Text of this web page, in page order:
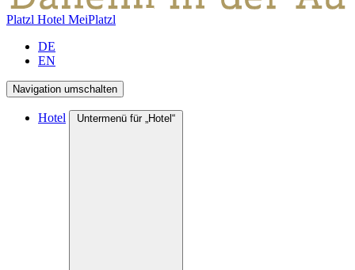
Platzl Hotel MeiPlatzl
DE
EN
Navigation umschalten
Hotel Untermenü für „Hotel“